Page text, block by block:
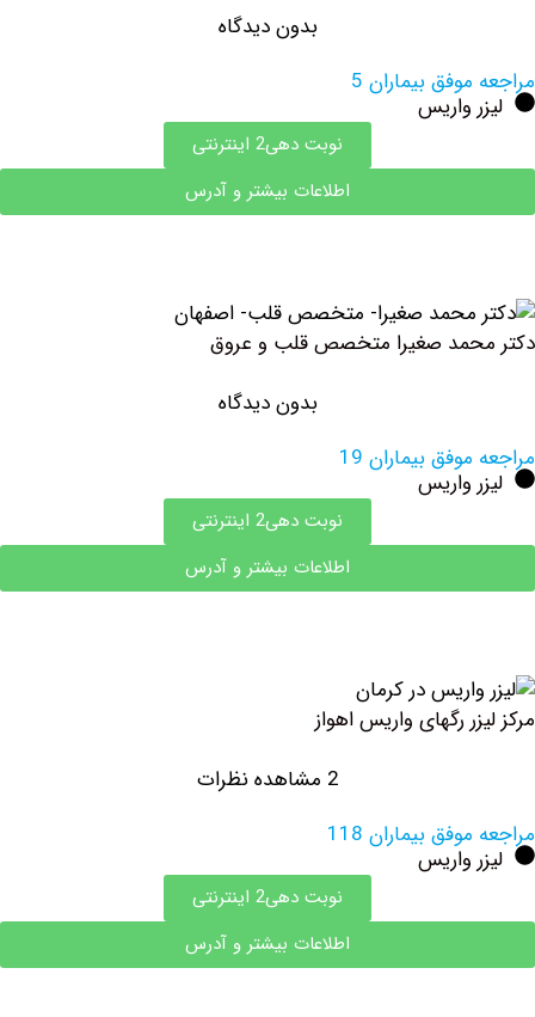
بدون دیدگاه
بیماران 5
واریس
نوبت دهی2 اینترنتی
اطلاعات بیشتر و آدرس
صغیرا متخصص قلب و عروق
بدون دیدگاه
بیماران 19
واریس
نوبت دهی2 اینترنتی
اطلاعات بیشتر و آدرس
رگهای واریس اهواز
بیماران 118
واریس
نوبت دهی2 اینترنتی
اطلاعات بیشتر و آدرس